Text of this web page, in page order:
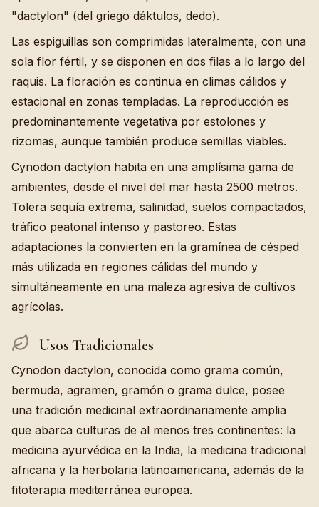
"dactylon" (del griego dáktulos, dedo).
Las espiguillas son comprimidas lateralmente, con una
sola flor fértil, y se disponen en dos filas a lo largo del
raquis. La floración es continua en climas cálidos y
estacional en zonas templadas. La reproducción es
predominantemente vegetativa por estolones y
rizomas, aunque también produce semillas viables.
Cynodon dactylon habita en una amplísima gama de
ambientes, desde el nivel del mar hasta 2500 metros.
Tolera sequía extrema, salinidad, suelos compactados,
tráfico peatonal intenso y pastoreo. Estas
adaptaciones la convierten en la gramínea de césped
más utilizada en regiones cálidas del mundo y
simultáneamente en una maleza agresiva de cultivos
agrícolas.
Usos Tradicionales
Cynodon dactylon, conocida como grama común,
bermuda, agramen, gramón o grama dulce, posee
una tradición medicinal extraordinariamente amplia
que abarca culturas de al menos tres continentes: la
medicina ayurvédica en la India, la medicina tradicional
africana y la herbolaria latinoamericana, además de la
fitoterapia mediterránea europea.